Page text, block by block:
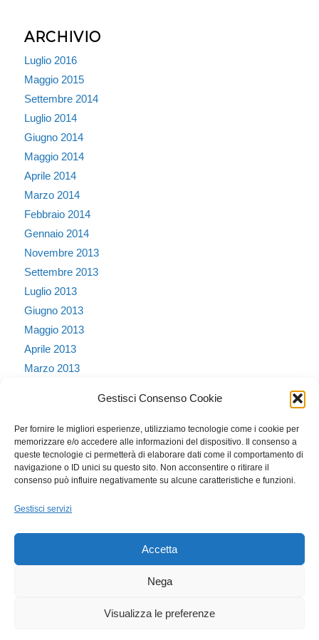
Gestisci Consenso Cookie
Per fornire le migliori esperienze, utilizziamo tecnologie come i cookie per
memorizzare e/o accedere alle informazioni del dispositivo. Il consenso a
queste tecnologie ci permetterà di elaborare dati come il comportamento di
navigazione o ID unici su questo sito. Non acconsentire o ritirare il
consenso può influire negativamente su alcune caratteristiche e funzioni.
Gestisci servizi
Accetta
Nega
Visualizza le preferenze
ARCHIVIO
Luglio 2016
Maggio 2015
Settembre 2014
Luglio 2014
Giugno 2014
Maggio 2014
Aprile 2014
Marzo 2014
Febbraio 2014
Gennaio 2014
Novembre 2013
Settembre 2013
Luglio 2013
Giugno 2013
Maggio 2013
Aprile 2013
Marzo 2013
Dicembre 2012
Ottobre 2011
Dicembre 2010
Novembre 2010
Settembre 2010
Dott.ssa Mariangela Lecci - Consulente di Comunicazione e Marketing